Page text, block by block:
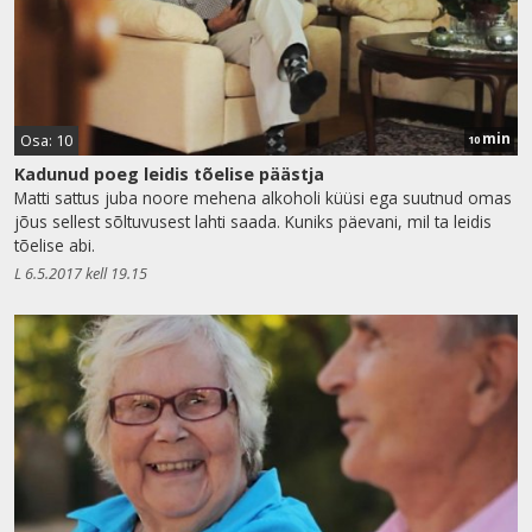
Osa: 10 10 min
Kadunud poeg leidis tõelise päästja
Matti sattus juba noore mehena alkoholi küüsi ega suutnud omas
jõus sellest sõltuvusest lahti saada. Kuniks päevani, mil ta leidis
tõelise abi.
L 6.5.2017 kell 19.15